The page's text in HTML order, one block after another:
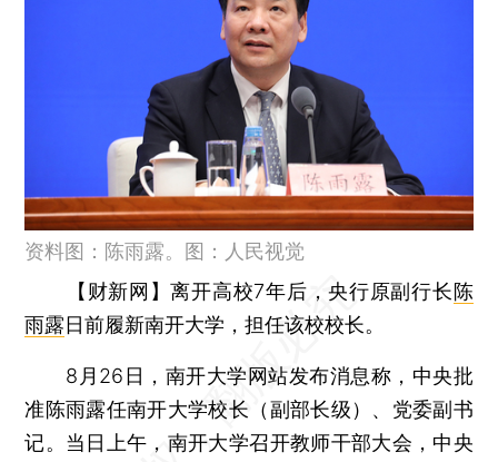
资料图：陈雨露。图：人民视觉
【财新网】离开高校7年后，央行原副行长陈
雨露日前履新南开大学，担任该校校长。
8月26日，南开大学网站发布消息称，中央批
准陈雨露任南开大学校长（副部长级）、党委副书
记。当日上午，南开大学召开教师干部大会，中央